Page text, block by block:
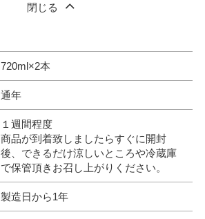
閉じる
720ml×2本
通年
１週間程度
商品が到着致しましたらすぐに開封
後、できるだけ涼しいところや冷蔵庫
で保管頂きお召し上がりください。
製造日から1年